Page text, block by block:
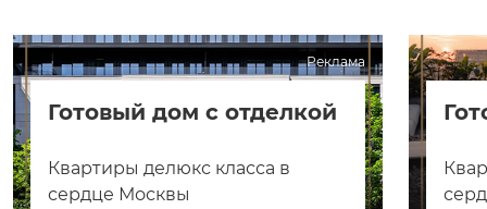
Реклама
Готовый дом с отделкой
Квартиры делюкс класса в
сердце Москвы